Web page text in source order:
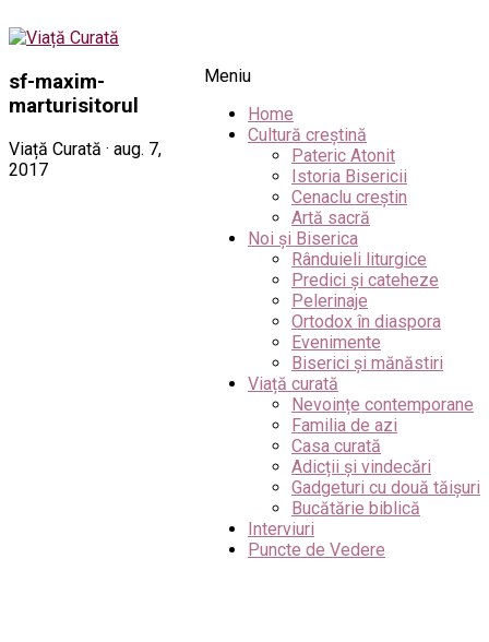
Meniu
Home
Cultură creștină
Pateric Atonit
Istoria Bisericii
Cenaclu creștin
Artă sacră
Noi și Biserica
Rânduieli liturgice
Predici și cateheze
Pelerinaje
Ortodox în diaspora
Evenimente
Biserici și mănăstiri
Viață curată
Nevoințe contemporane
Familia de azi
Casa curată
Adicții și vindecări
Gadgeturi cu două tăișuri
Bucătărie biblică
Interviuri
Puncte de Vedere
sf-maxim-
marturisitorul
Viață Curată · aug. 7,
2017